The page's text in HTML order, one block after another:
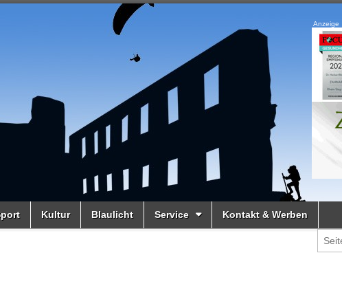
Anzeige
Kultur Blaulicht Service Kontakt & Werben